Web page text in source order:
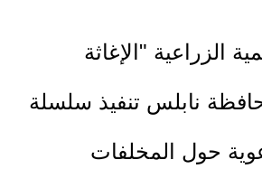
الزراعية "الإغاثة
نابلس تنفيذ سلسلة
حول المخلفات